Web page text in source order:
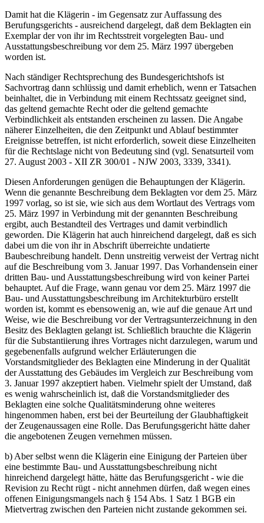
Damit hat die Klägerin - im Gegensatz zur Auffassung des
Berufungsgerichts - ausreichend dargelegt, daß dem Beklagten ein
Exemplar der von ihr im Rechtsstreit vorgelegten Bau- und
Ausstattungsbeschreibung vor dem 25. März 1997 übergeben
worden ist.
Nach ständiger Rechtsprechung des Bundesgerichtshofs ist
Sachvortrag dann schlüssig und damit erheblich, wenn er Tatsachen
beinhaltet, die in Verbindung mit einem Rechtssatz geeignet sind,
das geltend gemachte Recht oder die geltend gemachte
Verbindlichkeit als entstanden erscheinen zu lassen. Die Angabe
näherer Einzelheiten, die den Zeitpunkt und Ablauf bestimmter
Ereignisse betreffen, ist nicht erforderlich, soweit diese Einzelheiten
für die Rechtslage nicht von Bedeutung sind (vgl. Senatsurteil vom
27. August 2003 - XII ZR 300/01 - NJW 2003, 3339, 3341).
Diesen Anforderungen genügen die Behauptungen der Klägerin.
Wenn die genannte Beschreibung dem Beklagten vor dem 25. März
1997 vorlag, so ist sie, wie sich aus dem Wortlaut des Vertrags vom
25. März 1997 in Verbindung mit der genannten Beschreibung
ergibt, auch Bestandteil des Vertrages und damit verbindlich
geworden. Die Klägerin hat auch hinreichend dargelegt, daß es sich
dabei um die von ihr in Abschrift überreichte undatierte
Baubeschreibung handelt. Denn unstreitig verweist der Vertrag nicht
auf die Beschreibung vom 3. Januar 1997. Das Vorhandensein einer
dritten Bau- und Ausstattungsbeschreibung wird von keiner Partei
behauptet. Auf die Frage, wann genau vor dem 25. März 1997 die
Bau- und Ausstattungsbeschreibung im Architekturbüro erstellt
worden ist, kommt es ebensowenig an, wie auf die genaue Art und
Weise, wie die Beschreibung vor der Vertragsunterzeichnung in den
Besitz des Beklagten gelangt ist. Schließlich brauchte die Klägerin
für die Substantiierung ihres Vortrages nicht darzulegen, warum und
gegebenenfalls aufgrund welcher Erläuterungen die
Vorstandsmitglieder des Beklagten eine Minderung in der Qualität
der Ausstattung des Gebäudes im Vergleich zur Beschreibung vom
3. Januar 1997 akzeptiert haben. Vielmehr spielt der Umstand, daß
es wenig wahrscheinlich ist, daß die Vorstandsmitglieder des
Beklagten eine solche Qualitätsminderung ohne weiteres
hingenommen haben, erst bei der Beurteilung der Glaubhaftigkeit
der Zeugenaussagen eine Rolle. Das Berufungsgericht hätte daher
die angebotenen Zeugen vernehmen müssen.
b) Aber selbst wenn die Klägerin eine Einigung der Parteien über
eine bestimmte Bau- und Ausstattungsbeschreibung nicht
hinreichend dargelegt hätte, hätte das Berufungsgericht - wie die
Revision zu Recht rügt - nicht annehmen dürfen, daß wegen eines
offenen Einigungsmangels nach § 154 Abs. 1 Satz 1 BGB ein
Mietvertrag zwischen den Parteien nicht zustande gekommen sei.